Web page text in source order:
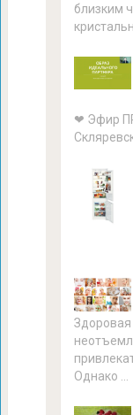
близким
❤ Эфир
Однако …